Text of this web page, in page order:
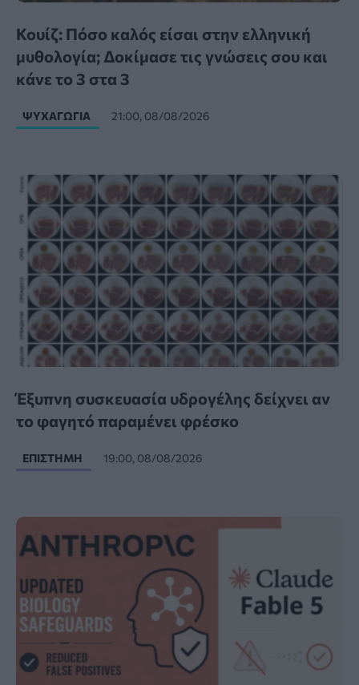
Κουίζ: Πόσο καλός είσαι στην ελληνική
μυθολογία; Δοκίμασε τις γνώσεις σου και
κάνε το 3 στα 3
ΨΥΧΑΓΩΓΊΑ 21:00, 08/08/2026
Έξυπνη συσκευασία υδρογέλης δείχνει αν
το φαγητό παραμένει φρέσκο
ΕΠΙΣΤΉΜΗ 19:00, 08/08/2026